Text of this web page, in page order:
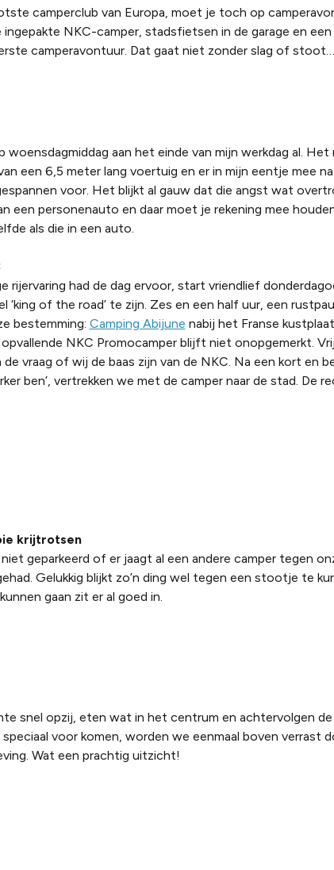
camperclub van Europa, moet je toch op
NKC-camper, stadsfietsen in de garage en
camperavontuur. Dat gaat niet zonder slag of stoot…
aan het einde van mijn werkdag al.
een 6,5 meter lang voertuig en er in mijn eentje mee
voor. Het blijkt al gauw dat die angst wat
een personenauto en daar moet je rekening mee
als die in een auto.
rijervaring had de dag ervoor, start vriendlief
‘king of the road’ te zijn. Zes en een half uur, een
bestemming: Camping Abijune nabij het Franse
NKC Promocamper blijft niet onopgemerkt.
de vraag of wij de baas zijn van de NKC. Na een kort en
ben’, vertrekken we met de camper naar de stad. De
krijtrotsen
geparkeerd of er jaagt al een andere camper tegen
Gelukkig blijkt zo’n ding wel tegen een stootje te
gaan zit er al goed in.
snel opzij, eten wat in het centrum en achtervolgen
voor komen, worden we eenmaal boven verrast
Wat een prachtig uitzicht!